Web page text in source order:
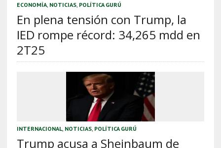
ECONOMÍA, NOTICIAS, POLÍTICA GURÚ
En plena tensión con Trump, la
IED rompe récord: 34,265 mdd en
2T25
INTERNACIONAL, NOTICIAS, POLÍTICA GURÚ
Trump acusa a Sheinbaum de